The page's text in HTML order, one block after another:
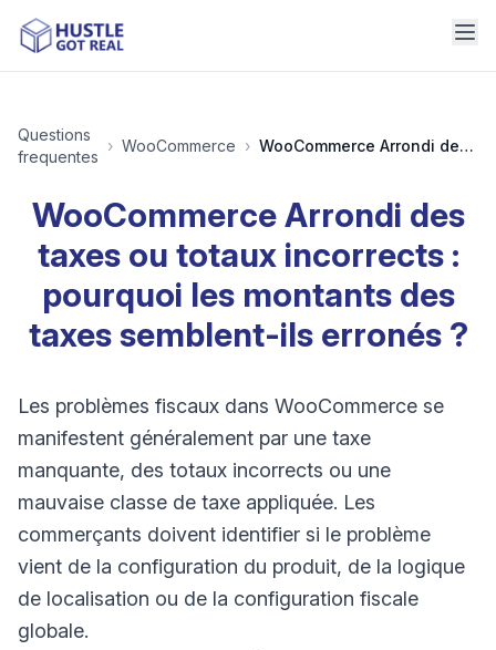
Questions
frequentes
› WooCommerce › WooCommerce Arrondi des taxes ou totaux incorrects : pourquoi les montants des taxes semblent-ils erronés ?
WooCommerce Arrondi des
taxes ou totaux incorrects :
pourquoi les montants des
taxes semblent-ils erronés ?
Les problèmes fiscaux dans WooCommerce se
manifestent généralement par une taxe
manquante, des totaux incorrects ou une
mauvaise classe de taxe appliquée. Les
commerçants doivent identifier si le problème
vient de la configuration du produit, de la logique
de localisation ou de la configuration fiscale
globale.